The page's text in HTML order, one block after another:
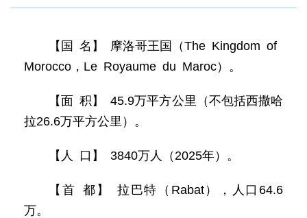
【国 名】 摩洛哥王国（The Kingdom of
Morocco，Le Royaume du Maroc）。
【面 积】 45.9万平方公里（不包括西撒哈
拉26.6万平方公里）。
【人 口】 3840万人（2025年）。
【首 都】 拉巴特（Rabat），人口64.6
万。